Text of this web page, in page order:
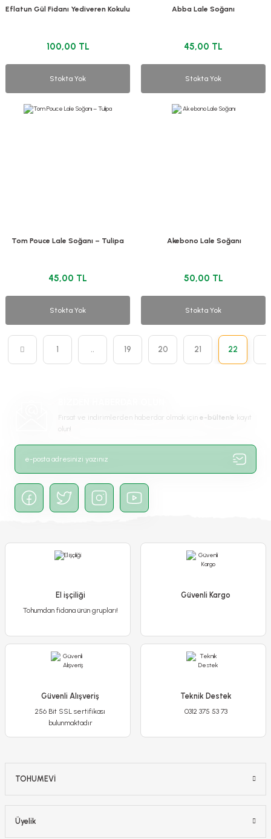
Eflatun Gül Fidanı Yediveren Kokulu
100,00 TL
Stokta Yok
Abba Lale Soğanı
45,00 TL
Stokta Yok
Tom Pouce Lale Soğanı – Tulipa
45,00 TL
Stokta Yok
Akebono Lale Soğanı
50,00 TL
Stokta Yok
1 .. 19 20 21 22
Fırsat ve indirimlerden haberdar olmak için e-bülten’e kayıt
olun!
El işçiliği
Tohumdan fidana ürün grupları!
Güvenli Kargo
Güvenli Alışveriş
256 Bit SSL sertifikası
bulunmaktadır
Teknik Destek
0312 375 53 73
TOHUMEVİ
Üyelik